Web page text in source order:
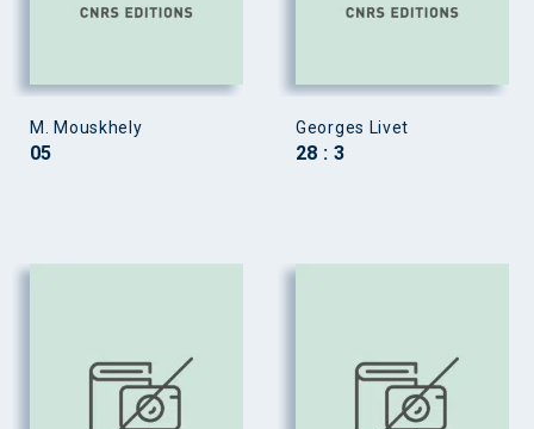
M. Mouskhely
05
Georges Livet
28 : 3